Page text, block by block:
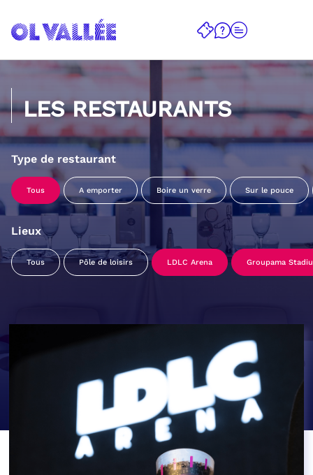
LES RESTAURANTS
Type de restaurant
Tous A emporter Boire un verre Sur le pouce
Lieux
Tous Pôle de loisirs LDLC Arena Groupama